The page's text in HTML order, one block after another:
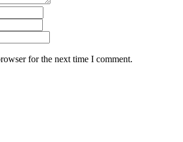
for the next time I comment.